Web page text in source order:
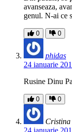
avanseaza,
genul. N-ai ce
0 0
phidas
24 ianuarie
Rusine Dinu
0 0
Cristina